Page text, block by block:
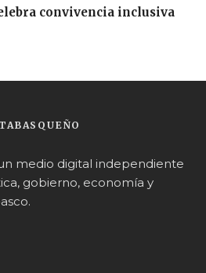
convivencia inclusiva
medio digital independiente
gobierno, economía y